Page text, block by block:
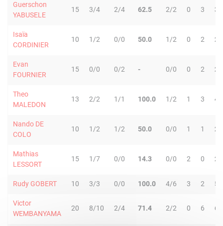
Guerschon
YABUSELE
15 3/4 2/4 62.5 2/2 0 3 3
Isaïa
CORDINIER
10 1/2 0/0 50.0 1/2 0 2 2
Evan
FOURNIER
15 0/0 0/2 - 0/0 0 2 2
Theo
MALEDON
13 2/2 1/1 100.0 1/2 1 3 4
Nando DE
COLO
10 1/2 1/2 50.0 0/0 1 1 2
Mathias
LESSORT
15 1/7 0/0 14.3 0/0 2 0 2
Rudy GOBERT 10 3/3 0/0 100.0 4/6 3 2 5
Victor
WEMBANYAMA
20 8/10 2/4 71.4 2/2 0 6 6